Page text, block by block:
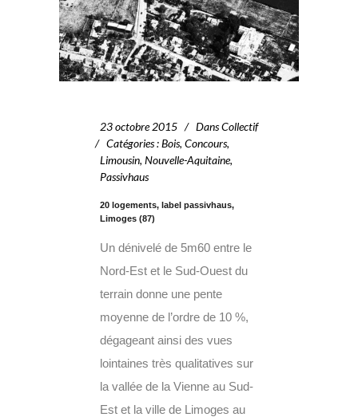
23 octobre 2015 DansCollectif
Catégories:Bois, Concours,
Limousin, Nouvelle-Aquitaine,
Passivhaus
20 logements, label passivhaus,
Limoges (87)
Un dénivelé de 5m60 entre le
Nord-Est et le Sud-Ouest du
terrain donne une pente
moyenne de l’ordre de 10 %,
dégageant ainsi des vues
lointaines très qualitatives sur
la vallée de la Vienne au Sud-
Est et la ville de Limoges au